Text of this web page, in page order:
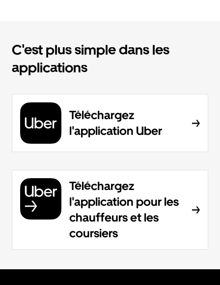
C'est plus simple dans les
applications
Téléchargez
l'application Uber
Téléchargez
l'application pour les
chauffeurs et les
coursiers